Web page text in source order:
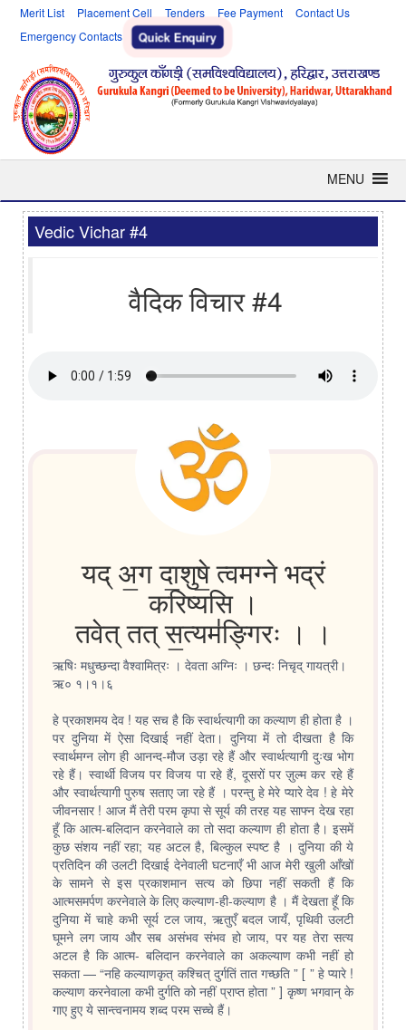
Merit List Placement Cell Tenders Fee Payment
Contact Us
Emergency Contacts
Quick Enquiry
MENU
Vedic Vichar #4
वैदिक विचार #4
यद् अ॒ग दा॒शुषे॒ त्वमग्ने भद्रं
करिष्यसि ।
तवेत् तत् स॒त्यम॑ङ्गिरः । ।
ऋषिः मधुच्छन्दा वैश्वामित्रः । देवता अग्निः । छन्दः निचृद् गायत्री।
ऋ० १।१।६
हे प्रकाशमय देव ! यह सच है कि स्वार्थत्यागी का कल्याण ही होता है ।
पर दुनिया में ऐसा दिखाई नहीं देता। दुनिया में तो दीखता है कि
स्वार्थमग्न लोग ही आनन्द-मौज उड़ा रहे हैं और स्वार्थत्यागी दुःख भोग
रहे हैं। स्वार्थी विजय पर विजय पा रहे हैं, दूसरों पर ज़ुल्म कर रहे हैं
और स्वार्थत्यागी पुरुष सताए जा रहे हैं । परन्तु हे मेरे प्यारे देव ! हे मेरे
जीवनसार ! आज मैं तेरी परम कृपा से सूर्य की तरह यह साफ्न देख रहा
हूँ कि आत्म-बलिदान करनेवाले का तो सदा कल्याण ही होता है। इसमें
कुछ संशय नहीं रहा; यह अटल है, बिल्कुल स्पष्ट है । दुनिया की ये
प्रतिदिन की उलटी दिखाई देनेवाली घटनाएँ भी आज मेरी खुली आँखों
के सामने से इस प्रकाशमान सत्य को छिपा नहीं सकती हैं कि
आत्मसमर्पण करनेवाले के लिए कल्याण-ही-कल्याण है । मैं देखता हूँ कि
दुनिया में चाहे कभी सूर्य टल जाय, ऋतुएँ बदल जायँ, पृथिवी उलटी
घूमने लग जाय और सब असंभव संभव हो जाय, पर यह तेरा सत्य
अटल है कि आत्म- बलिदान करनेवाले का अकल्याण कभी नहीं हो
सकता — “नहि कल्याणकृत् कश्चित् दुर्गतिं तात गच्छति ” [ ” हे प्यारे !
कल्याण करनेवाला कभी दुर्गति को नहीं प्राप्त होता ” ] कृष्ण भगवान् के
गाए हुए ये सान्त्वनामय शब्द परम सच्चे हैं।